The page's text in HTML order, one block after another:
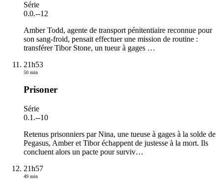
Série
0.0.--12
Amber Todd, agente de transport pénitentiaire reconnue pour
son sang‑froid, pensait effectuer une mission de routine :
transférer Tibor Stone, un tueur à gages …
21h53
50 min
Prisoner
Série
0.1.--10
Retenus prisonniers par Nina, une tueuse à gages à la solde de
Pegasus, Amber et Tibor échappent de justesse à la mort. Ils
concluent alors un pacte pour surviv…
21h57
49 min